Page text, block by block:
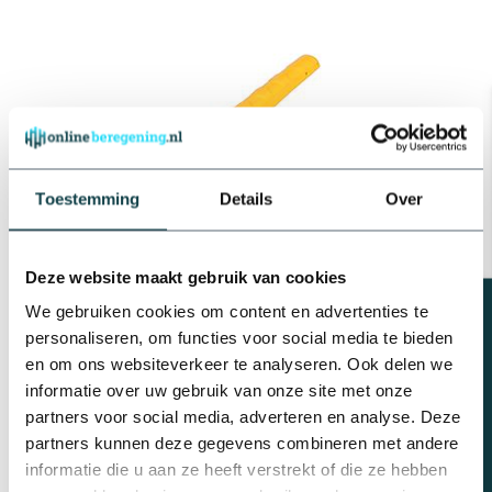
Toestemming Details Over
Deze website maakt gebruik van cookies
We gebruiken cookies om content en advertenties te
personaliseren, om functies voor social media te bieden
en om ons websiteverkeer te analyseren. Ook delen we
informatie over uw gebruik van onze site met onze
partners voor social media, adverteren en analyse. Deze
partners kunnen deze gegevens combineren met andere
informatie die u aan ze heeft verstrekt of die ze hebben
Snel en eenvoudig een druppelslang inkorten naar een
gewenste lengte? Dat kan door middel van een
kniptang
. Dit is
geschikt tot slangen met een diameter tot en met 32 mm.
Beregeningsplan?